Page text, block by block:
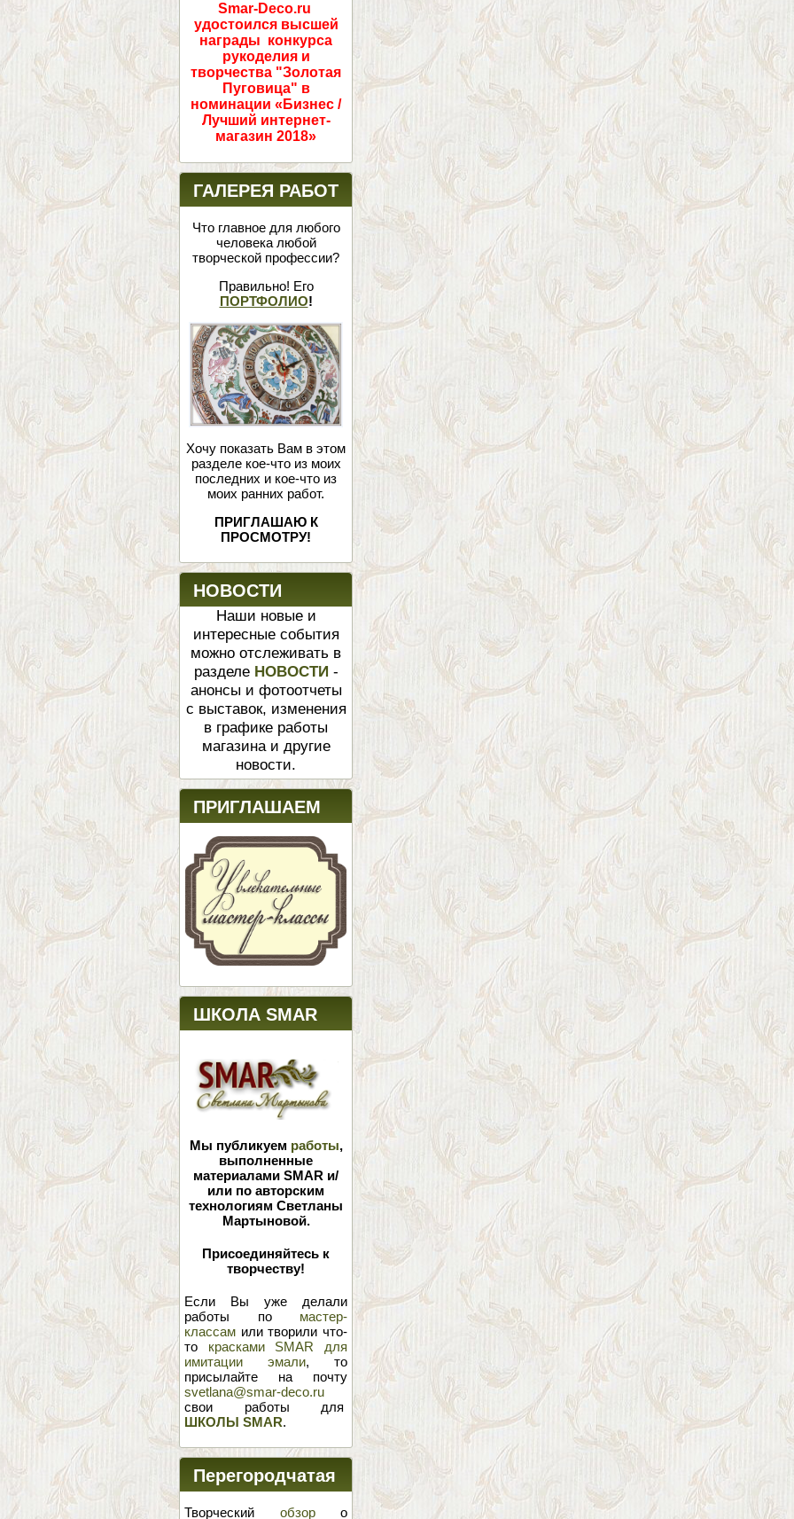
Smar-Deco.ru
удостоился высшей
награды конкурса
рукоделия и
творчества "Золотая
Пуговица" в
номинации «Бизнес /
Лучший интернет-
магазин 2018»
ГАЛЕРЕЯ РАБОТ
Что главное для любого
человека любой
творческой профессии?
Правильно! Его
ПОРТФОЛИО!
Хочу показать Вам в этом
разделе кое-что из моих
последних и кое-что из
моих ранних работ.
ПРИГЛАШАЮ К
ПРОСМОТРУ!
НОВОСТИ
Наши новые и
интересные события
можно отслеживать в
разделе НОВОСТИ -
анонсы и фотоотчеты
с выставок, изменения
в графике работы
магазина и другие
новости.
ПРИГЛАШАЕМ
ШКОЛА SMAR
Мы публикуем работы,
выполненные
материалами SMAR и/
или по авторским
технологиям Светланы
Мартыновой.
Присоединяйтесь к
творчеству!
Если Вы уже делали
работы по мастер-
классам или творили что-
то красками SMAR для
имитации эмали, то
присылайте на почту
svetlana@smar-deco.ru
свои работы для
ШКОЛЫ SMAR.
Перегородчатая
эмаль
Творческий обзоро